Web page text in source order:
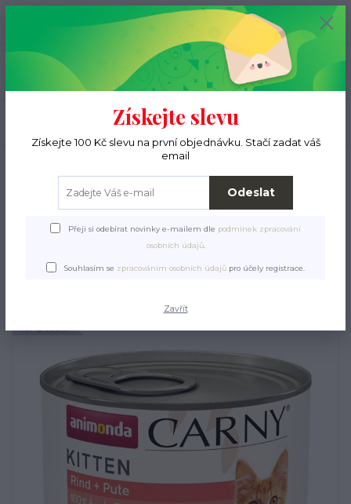
Menu
(Po-Pá, 9-15 hod.)
0 ks
0 Kč
Krmení a pamlsky Konzervy a kapsičky
konzerva CARNY Kitten - hovězí + krůta 200g
ANIMONDA konzerva
CARNY Kitten - hovězí +
krůta 200g
Získejte slevu
Získejte 100 Kč slevu na první objednávku. Stačí zadat váš
email
Odeslat
Přeji si odebírat novinky e-mailem dle podmínek zpracování
osobních údajů.
Souhlasím se zpracováním osobních údajů pro účely registrace.
Zavřít